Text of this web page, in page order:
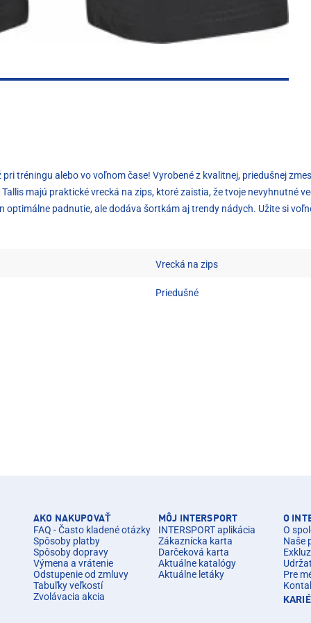
tréningu alebo vo voľnom čase! Vyrobené z kvalitnej, priedušnej
majú praktické vrecká na zips, ktoré zaistia, že tvoje nevyhnutné
optimálne padnutie, ale dodáva šortkám aj trendy nádych. Užite si
Vrecká na zips
Priedušné
AKO NAKUPOVAŤ
FAQ - Často kladené otázky
Spôsoby platby
Spôsoby dopravy
Výmena a vrátenie
Odstupenie od zmluvy
Tabuľky veľkostí
Zvolávacia akcia
MÔJ INTERSPORT
INTERSPORT aplikácia
Zákaznícka karta
Darčeková karta
Aktuálne katalógy
Aktuálne letáky
O
O
Naše
Pre